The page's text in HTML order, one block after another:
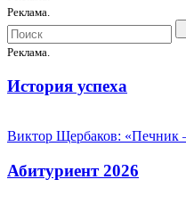
Реклама.
Реклама.
История успеха
Виктор Щербаков: «Печник
Абитуриент 2026